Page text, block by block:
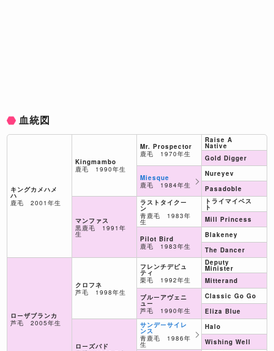
血統図
キングカメハメ
ハ
鹿毛 2001年生
ローザブランカ
芦毛 2005年生
Kingmambo
鹿毛 1990年生
マンファス
黒鹿毛 1991年
生
クロフネ
芦毛 1998年生
ローズバド
Mr. Prospector
鹿毛 1970年生
Miesque
鹿毛 1984年生
ラストタイクー
ン
青鹿毛 1983年
生
Pilot Bird
鹿毛 1983年生
フレンチデピュ
ティ
栗毛 1992年生
ブルーアヴェニ
ュー
芦毛 1990年生
サンデーサイレ
ンス
青鹿毛 1986年
生
Raise A
Native
Gold Digger
Nureyev
Pasadoble
トライマイベス
ト
Mill Princess
Blakeney
The Dancer
Deputy
Minister
Mitterand
Classic Go Go
Eliza Blue
Halo
Wishing Well